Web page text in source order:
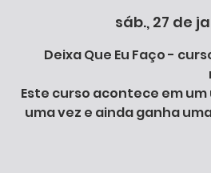
sáb., 27 de
Deixa Que Eu Faço -
Este curso acontece em
uma vez e ainda ganha